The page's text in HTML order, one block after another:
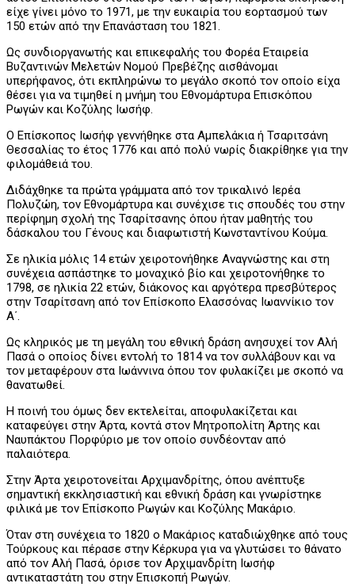
είχε γίνει μόνο το 1971, με την ευκαιρία του εορτασμού των
150 ετών από την Επανάσταση του 1821.
Ως συνδιοργανωτής και επικεφαλής του Φορέα Εταιρεία
Βυζαντινών Μελετών Νομού Πρεβέζης αισθάνομαι
υπερήφανος, ότι εκπληρώνω το μεγάλο σκοπό τον οποίο είχα
θέσει για να τιμηθεί η μνήμη του Εθνομάρτυρα Επισκόπου
Ρωγών και Κοζύλης Ιωσήφ.
Ο Επίσκοπος Ιωσήφ γεννήθηκε στα Αμπελάκια ή Τσαριτσάνη
Θεσσαλίας το έτος 1776 και από πολύ νωρίς διακρίθηκε για την
φιλομάθειά του.
Διδάχθηκε τα πρώτα γράμματα από τον τρικαλινό Ιερέα
Πολυζώη, τον Εθνομάρτυρα και συνέχισε τις σπουδές του στην
περίφημη σχολή της Τσαρίτσανης όπου ήταν μαθητής του
δάσκαλου του Γένους και διαφωτιστή Κωνσταντίνου Κούμα.
Σε ηλικία μόλις 14 ετών χειροτονήθηκε Αναγνώστης και στη
συνέχεια ασπάστηκε το μοναχικό βίο και χειροτονήθηκε το
1798, σε ηλικία 22 ετών, διάκονος και αργότερα πρεσβύτερος
στην Τσαρίτσανη από τον Επίσκοπο Ελασσόνας Ιωαννίκιο τον
Α΄.
Ως κληρικός με τη μεγάλη του εθνική δράση ανησυχεί τον Αλή
Πασά ο οποίος δίνει εντολή το 1814 να τον συλλάβουν και να
τον μεταφέρουν στα Ιωάννινα όπου τον φυλακίζει με σκοπό να
θανατωθεί.
Η ποινή του όμως δεν εκτελείται, αποφυλακίζεται και
καταφεύγει στην Άρτα, κοντά στον Μητροπολίτη Άρτης και
Ναυπάκτου Πορφύριο με τον οποίο συνδέονταν από
παλαιότερα.
Στην Άρτα χειροτονείται Αρχιμανδρίτης, όπου ανέπτυξε
σημαντική εκκλησιαστική και εθνική δράση και γνωρίστηκε
φιλικά με τον Επίσκοπο Ρωγών και Κοζύλης Μακάριο.
Όταν στη συνέχεια το 1820 ο Μακάριος καταδιώχθηκε από τους
Τούρκους και πέρασε στην Κέρκυρα για να γλυτώσει το θάνατο
από τον Αλή Πασά, όρισε τον Αρχιμανδρίτη Ιωσήφ
αντικαταστάτη του στην Επισκοπή Ρωγών.